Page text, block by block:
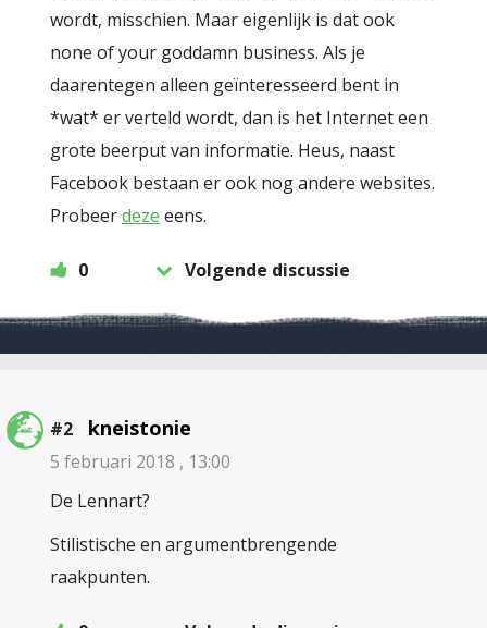
wordt, misschien. Maar eigenlijk is dat ook
none of your goddamn business. Als je
daarentegen alleen geïnteresseerd bent in
*wat* er verteld wordt, dan is het Internet een
grote beerput van informatie. Heus, naast
Facebook bestaan er ook nog andere websites.
Probeerdeze eens.
0 Volgende discussie
#2 kneistonie
5 februari 2018 , 13:00
De Lennart?
Stilistische en argumentbrengende
raakpunten.